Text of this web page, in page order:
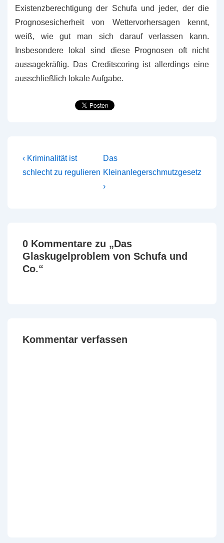
Existenzberechtigung der Schufa und jeder, der die
Prognosesicherheit von Wettervorhersagen kennt,
weiß, wie gut man sich darauf verlassen kann.
Insbesondere lokal sind diese Prognosen oft nicht
aussagekräftig. Das Creditscoring ist allerdings eine
ausschließlich lokale Aufgabe.
Beitragsnavigation
Vorheriger
Beitrag
‹ Kriminalität ist
schlecht zu regulieren
Nächster
Beitrag
ist
Das
Kleinanlegerschmutzgesetz
›
0 Kommentare zu „Das
Glaskugelproblem von Schufa und
Co.“
Kommentar verfassen